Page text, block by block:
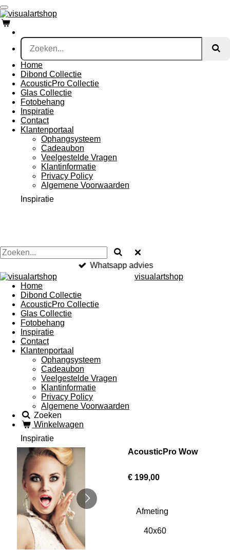
Ga
direct
naar
de
hoofdinhoud
Home
Dibond Collectie
AcousticPro Collectie
Glas Collectie
Fotobehang
Inspiratie
Contact
Klantenportaal
Ophangsysteem
Cadeaubon
Veelgestelde Vragen
Klantinformatie
Privacy Policy
Algemene Voorwaarden
Inspiratie
Whatsapp advies
visualartshop
Home
Dibond Collectie
AcousticPro Collectie
Glas Collectie
Fotobehang
Inspiratie
Contact
Klantenportaal
Ophangsysteem
Cadeaubon
Veelgestelde Vragen
Klantinformatie
Privacy Policy
Algemene Voorwaarden
Zoeken
Winkelwagen
Inspiratie
AcousticPro Wow
€ 199,00
Afmeting